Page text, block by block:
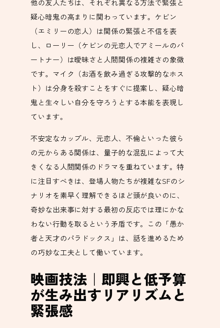
他の友人たちは、それぞれ異なる方法で緊張と
疑心暗鬼の高まりに関わっています。ケビン
（エミリーの恋人）は関係の緊張と不信を表
し、ローリー（ケビンの元恋人でアミールのパ
ートナー）は曖昧さと人間関係の複雑さの象徴
です。マイク（お酒を飲み過ぎる攻撃的なホス
ト）は分身を殺すことをすぐに提案し、疑心暗
鬼と生々しい自分を守ろうとする本能を表現し
ています。
不安定なカップル、元恋人、不倫といった彼ら
の元からある関係は、量子的な混乱によって大
きくなる人間関係のドラマを重ねています。特
に注目すべきは、登場人物たちが複雑なSFのシ
ナリオを素早く理解できるほど頭が良いのに、
奇妙な出来事に対する最初の反応では理にかな
わない行動を取るという矛盾です。この「愚か
者と天才のパラドックス」は、話を進めるため
の巧妙な工夫として働いています。
映画技法｜即興と低予算
が生み出すリアリズムと
緊張感